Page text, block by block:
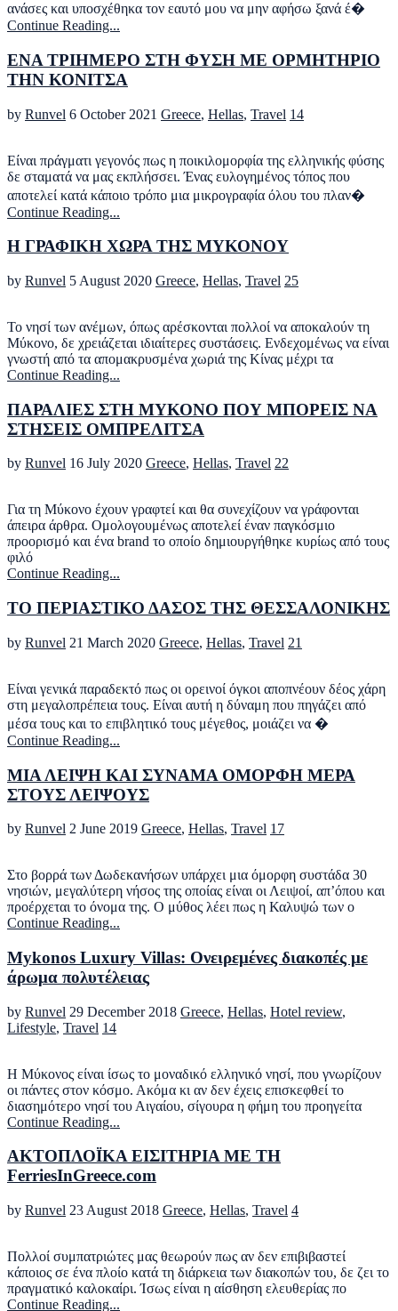
ανάσες και υποσχέθηκα τον εαυτό μου να μην αφήσω ξανά έ�
Continue Reading...
ΕΝΑ ΤΡΙΗΜΕΡΟ ΣΤΗ ΦΥΣΗ ΜΕ ΟΡΜΗΤΗΡΙΟ
ΤΗΝ ΚΟΝΙΤΣΑ
by Runvel 6 October 2021 Greece, Hellas, Travel 14
Είναι πράγματι γεγονός πως η ποικιλομορφία της ελληνικής φύσης
δε σταματά να μας εκπλήσσει. Ένας ευλογημένος τόπος που
αποτελεί κατά κάποιο τρόπο μια μικρογραφία όλου του πλαν�
Continue Reading...
Η ΓΡΑΦΙΚΗ ΧΩΡΑ ΤΗΣ ΜΥΚΟΝΟΥ
by Runvel 5 August 2020 Greece, Hellas, Travel 25
Το νησί των ανέμων, όπως αρέσκονται πολλοί να αποκαλούν τη
Μύκονο, δε χρειάζεται ιδιαίτερες συστάσεις. Ενδεχομένως να είναι
γνωστή από τα απομακρυσμένα χωριά της Κίνας μέχρι τα
Continue Reading...
ΠΑΡΑΛΙΕΣ ΣΤΗ ΜΥΚΟΝΟ ΠΟΥ ΜΠΟΡΕΙΣ ΝΑ
ΣΤΗΣΕΙΣ ΟΜΠΡΕΛΙΤΣΑ
by Runvel 16 July 2020 Greece, Hellas, Travel 22
Για τη Μύκονο έχουν γραφτεί και θα συνεχίζουν να γράφονται
άπειρα άρθρα. Ομολογουμένως αποτελεί έναν παγκόσμιο
προορισμό και ένα brand το οποίο δημιουργήθηκε κυρίως από τους
φιλό
Continue Reading...
ΤΟ ΠΕΡΙΑΣΤΙΚΟ ΔΑΣΟΣ ΤΗΣ ΘΕΣΣΑΛΟΝΙΚΗΣ
by Runvel 21 March 2020 Greece, Hellas, Travel 21
Είναι γενικά παραδεκτό πως οι ορεινοί όγκοι αποπνέουν δέος χάρη
στη μεγαλοπρέπεια τους. Είναι αυτή η δύναμη που πηγάζει από
μέσα τους και το επιβλητικό τους μέγεθος, μοιάζει να �
Continue Reading...
ΜΙΑ ΛΕΙΨΗ ΚΑΙ ΣΥΝΑΜΑ ΟΜΟΡΦΗ ΜΕΡΑ
ΣΤΟΥΣ ΛΕΙΨΟΥΣ
by Runvel 2 June 2019 Greece, Hellas, Travel 17
Στο βορρά των Δωδεκανήσων υπάρχει μια όμορφη συστάδα 30
νησιών, μεγαλύτερη νήσος της οποίας είναι οι Λειψοί, απ’όπου και
προέρχεται το όνομα της. Ο μύθος λέει πως η Καλυψώ των ο
Continue Reading...
Μykonos Luxury Villas: Ονειρεμένες διακοπές με
άρωμα πολυτέλειας
by Runvel 29 December 2018 Greece, Hellas, Hotel review,
Lifestyle, Travel 14
Η Μύκονος είναι ίσως το μοναδικό ελληνικό νησί, που γνωρίζουν
οι πάντες στον κόσμο. Ακόμα κι αν δεν έχεις επισκεφθεί το
διασημότερο νησί του Αιγαίου, σίγουρα η φήμη του προηγείτα
Continue Reading...
ΑΚΤΟΠΛΟΪΚΑ ΕΙΣΙΤΗΡΙΑ ΜΕ ΤΗ
FerriesInGreece.com
by Runvel 23 August 2018 Greece, Hellas, Travel 4
Πολλοί συμπατριώτες μας θεωρούν πως αν δεν επιβιβαστεί
κάποιος σε ένα πλοίο κατά τη διάρκεια των διακοπών του, δε ζει το
πραγματικό καλοκαίρι. Ίσως είναι η αίσθηση ελευθερίας πο
Continue Reading...